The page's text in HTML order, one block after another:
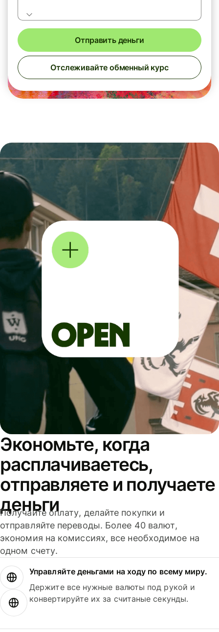
Отправить деньги
Отслеживайте обменный курс
Экономьте, когда
расплачиваетесь,
отправляете и получаете
деньги
Получайте оплату, делайте покупки и
отправляйте переводы. Более 40 валют,
экономия на комиссиях, все необходимое на
одном счету.
Управляйте деньгами на ходу по всему миру.
Держите все нужные валюты под рукой и
конвертируйте их за считаные секунды.